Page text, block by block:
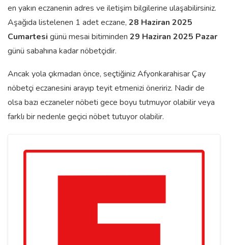
en yakın eczanenin adres ve iletişim bilgilerine ulaşabilirsiniz.
Aşağıda listelenen 1 adet eczane, 28 Haziran 2025
Cumartesi günü mesai bitiminden 29 Haziran 2025 Pazar
günü sabahına kadar nöbetçidir.
Ancak yola çıkmadan önce, seçtiğiniz Afyonkarahisar Çay
nöbetçi eczanesini arayıp teyit etmenizi öneririz. Nadir de
olsa bazı eczaneler nöbeti gece boyu tutmuyor olabilir veya
farklı bir nedenle geçici nöbet tutuyor olabilir.